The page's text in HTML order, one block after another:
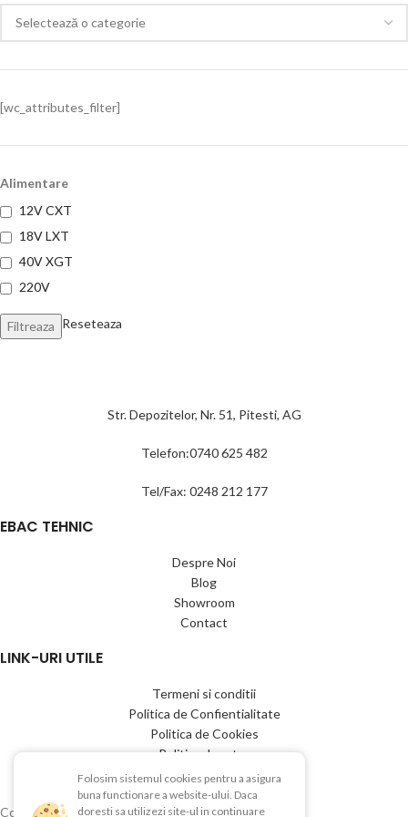
[wc_attributes_filter]
Alimentare
12V CXT
18V LXT
40V XGT
220V
Filtreaza Reseteaza
Str. Depozitelor, Nr. 51, Pitesti, AG
Telefon:0740 625 482
Tel/Fax: 0248 212 177
EBAC TEHNIC
Despre Noi
Blog
Showroom
Contact
LINK-URI UTILE
Termeni si conditii
Politica de Confientialitate
Politica de Cookies
Politica de retur
Livrare si plata
Copyright © 2015-2025 EBAC TEHNIC
Folosim sistemul cookies pentru a asigura
buna functionare a website-ului. Daca
doresti sa utilizezi site-ul in continuare